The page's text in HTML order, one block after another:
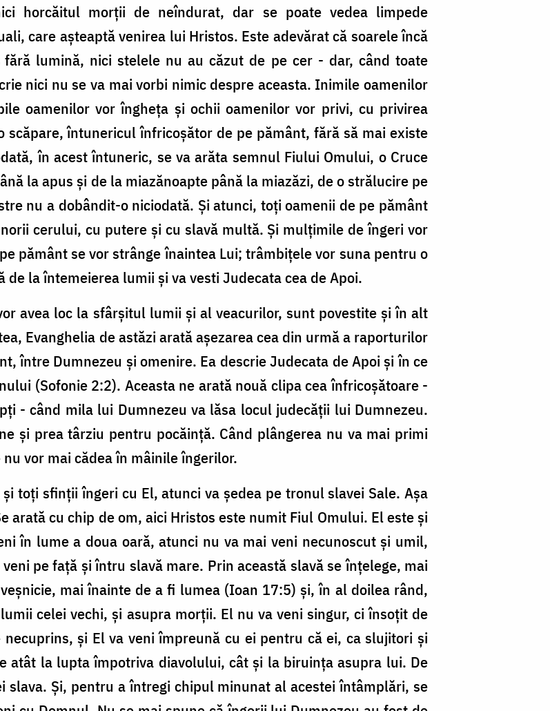
horcăitul morții de neîndurat, dar se poate vedea limpede
care așteaptă venirea lui Hristos. Este adevărat că soarele încă
lumină, nici stelele nu au căzut de pe cer - dar, când toate
nici nu se va mai vorbi nimic despre aceasta. Inimile oamenilor
oamenilor vor îngheța și ochii oamenilor vor privi, cu privirea
întunericul înfricoșător de pe pământ, fără să mai existe
în acest întuneric, se va arăta semnul Fiului Omului, o Cruce
la apus și de la miazănoapte până la miazăzi, de o strălucire pe
nu a dobândit-o niciodată. Și atunci, toți oamenii de pe pământ
cerului, cu putere și cu slavă multă. Și mulțimile de îngeri vor
pământ se vor strânge înaintea Lui; trâmbițele vor suna pentru o
la întemeierea lumii și va vesti Judecata cea de Apoi.
avea loc la sfârșitul lumii și al veacurilor, sunt povestite și în alt
Evanghelia de astăzi arată așezarea cea din urmă a raporturilor
între Dumnezeu și omenire. Ea descrie Judecata de Apoi și în ce
(Sofonie 2:2). Aceasta ne arată nouă clipa cea înfricoșătoare -
- când mila lui Dumnezeu va lăsa locul judecății lui Dumnezeu.
și prea târziu pentru pocăință. Când plângerea nu va mai primi
vor mai cădea în mâinile îngerilor.
toți sfinții îngeri cu El, atunci va ședea pe tronul slavei Sale. Așa
arată cu chip de om, aici Hristos este numit Fiul Omului. El este și
în lume a doua oară, atunci nu va mai veni necunoscut și umil,
pe față și întru slavă mare. Prin această slavă se înțelege, mai
mai înainte de a fi lumea (Ioan 17:5) și, în al doilea rând,
celei vechi, și asupra morții. El nu va veni singur, ci însoțit de
și El va veni împreună cu ei pentru că ei, ca slujitori și
atât la lupta împotriva diavolului, cât și la biruința asupra lui. De
slava. Și, pentru a întregi chipul minunat al acestei întâmplări, se